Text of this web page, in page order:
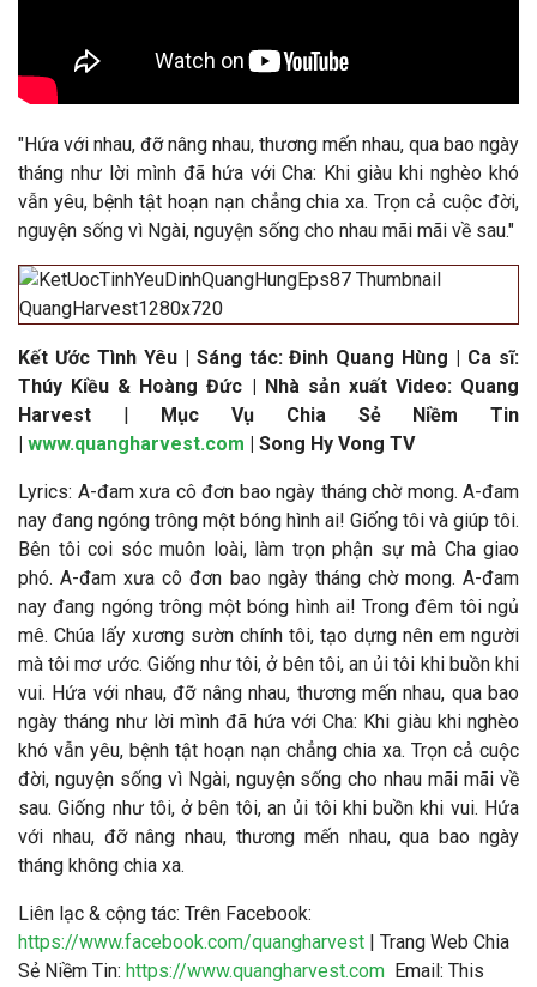
"Hứa với nhau, đỡ nâng nhau, thương mến nhau, qua bao ngày
tháng như lời mình đã hứa với Cha: Khi giàu khi nghèo khó
vẫn yêu, bệnh tật hoạn nạn chẳng chia xa. Trọn cả cuộc đời,
nguyện sống vì Ngài, nguyện sống cho nhau mãi mãi về sau."
Kết Ước Tình Yêu | Sáng tác: Đinh Quang Hùng | Ca sĩ:
Thúy Kiều & Hoàng Đức | Nhà sản xuất Video: Quang
Harvest | Mục Vụ Chia Sẻ Niềm Tin
| www.quangharvest.com | Song Hy Vong TV
Lyrics: A-đam xưa cô đơn bao ngày tháng chờ mong. A-đam
nay đang ngóng trông một bóng hình ai! Giống tôi và giúp tôi.
Bên tôi coi sóc muôn loài, làm trọn phận sự mà Cha giao
phó. A-đam xưa cô đơn bao ngày tháng chờ mong. A-đam
nay đang ngóng trông một bóng hình ai! Trong đêm tôi ngủ
mê. Chúa lấy xương sườn chính tôi, tạo dựng nên em người
mà tôi mơ ước. Giống như tôi, ở bên tôi, an ủi tôi khi buồn khi
vui. Hứa với nhau, đỡ nâng nhau, thương mến nhau, qua bao
ngày tháng như lời mình đã hứa với Cha: Khi giàu khi nghèo
khó vẫn yêu, bệnh tật hoạn nạn chẳng chia xa. Trọn cả cuộc
đời, nguyện sống vì Ngài, nguyện sống cho nhau mãi mãi về
sau. Giống như tôi, ở bên tôi, an ủi tôi khi buồn khi vui. Hứa
với nhau, đỡ nâng nhau, thương mến nhau, qua bao ngày
tháng không chia xa.
Liên lạc & cộng tác: Trên Facebook:
https://www.facebook.com/quangharvest | Trang Web Chia
Sẻ Niềm Tin: https://www.quangharvest.com Email: This